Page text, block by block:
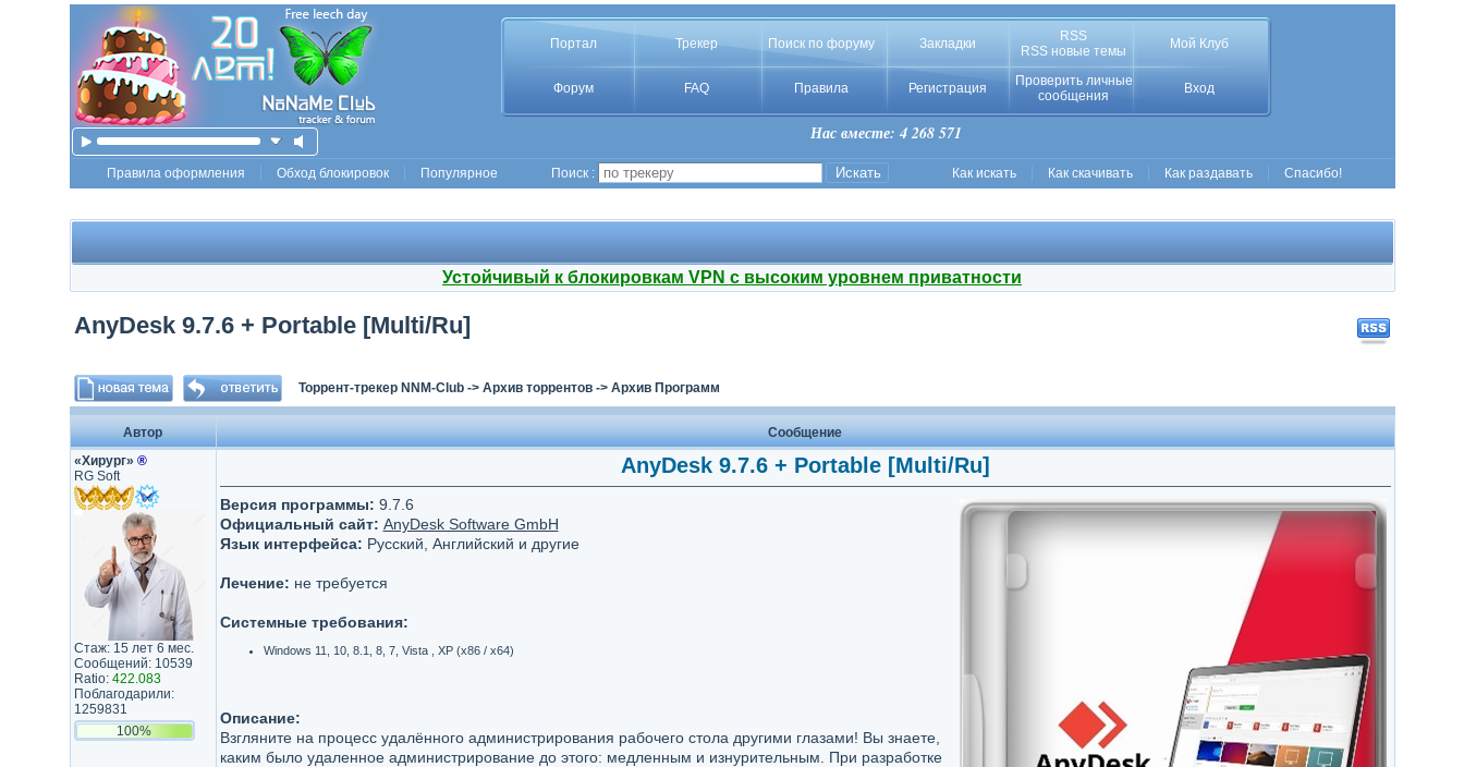
Портал Трекер Поиск по форуму Закладки
RSS
RSS новые темы
Мой Клуб
Форум FAQ Правила Регистрация
Проверить личные
сообщения
Вход
Нас вместе: 4 268 571
Правила оформления Обход блокировок Популярное Поиск : Как искать Как скачивать Как раздавать Спасибо!
Устойчивый к блокировкам VPN с высоким уровнем приватности
AnyDesk 9.7.6 + Portable [Multi/Ru]
Торрент-трекер NNM-Club-> Архив торрентов-> Архив Программ
Автор
Сообщение
«Хирург» ®
RG Soft
Стаж: 15 лет 6 мес.
Сообщений: 10539
Ratio: 422.083
Поблагодарили:
1259831
100%
AnyDesk 9.7.6 + Portable [Multi/Ru]
Версия программы: 9.7.6
Официальный сайт: AnyDesk Software GmbH
Язык интерфейса: Русский, Английский и другие
Лечение: не требуется
Системные требования:
Windows 11, 10, 8.1, 8, 7, Vista , XP (x86 / x64)
Описание:
Взгляните на процесс удалённого администрирования рабочего стола другими глазами! Вы знаете,
каким было удаленное администрирование до этого: медленным и изнурительным. При разработке